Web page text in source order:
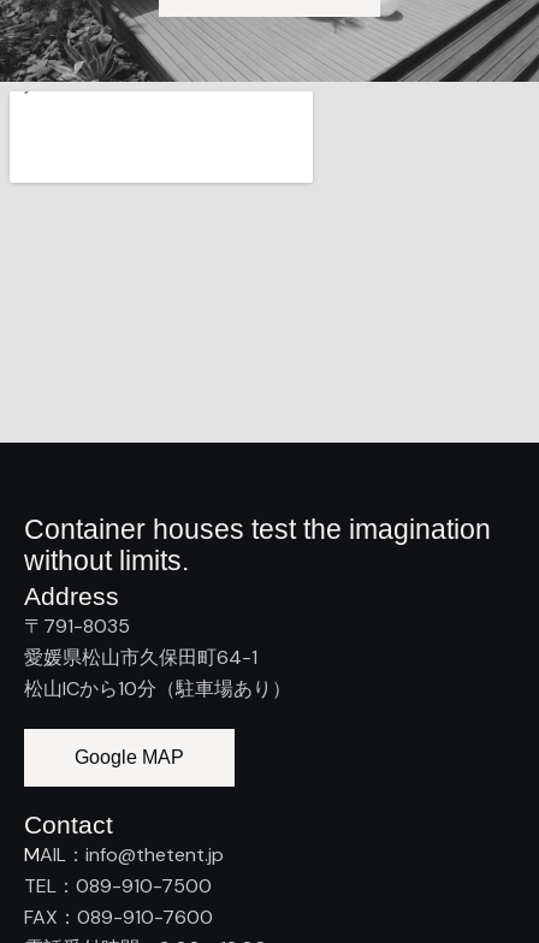
Container houses testthe imagination
without limits.
Address
〒791-8035
愛媛県松山市久保田町64-1
松山ICから10分（駐車場あり）
Google MAP
Contact
MAIL：info@thetent.jp
TEL：089-910-7500
FAX：089-910-7600